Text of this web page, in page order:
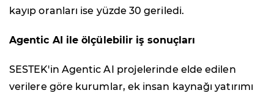
kayıp oranları ise yüzde 30 geriledi.
Agentic AI ile ölçülebilir iş sonuçları
SESTEK'in Agentic AI projelerinde elde edilen
verilere göre kurumlar, ek insan kaynağı yatırımı